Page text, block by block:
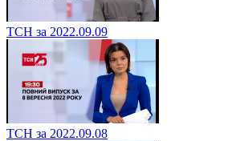
ТСН за 2022.09.09
ТСН за 2022.09.08